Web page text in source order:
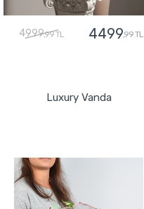
4999,99 TL 4499,99 TL
Luxury Vanda